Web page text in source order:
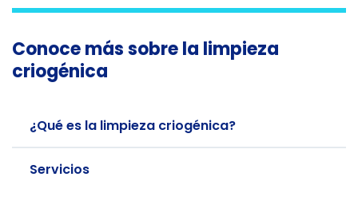
Conoce más sobre la limpieza
criogénica
¿Qué es la limpieza criogénica?
Servicios